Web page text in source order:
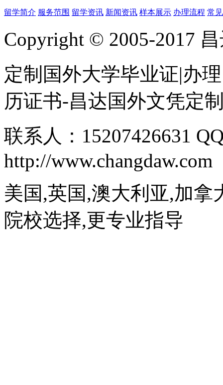
留学简介 服务范围 留学资讯 新闻资讯 样本展示 办理流程 常
Copyright © 2005-2017
定制国外大学毕业证|办
历证书-昌达国外文凭定
联系人：15207426631
http://www.changdaw.com
美国,英国,澳大利亚,加拿
院校选择,更专业指导